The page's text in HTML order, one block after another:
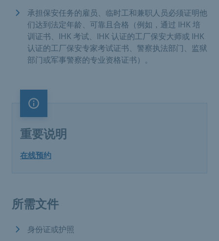
承担保安任务的雇员、临时工和兼职人员必须证明他
们达到法定年龄、可靠且合格（例如，通过 IHK 培
训证书、IHK 考试、IHK 认证的工厂保安大师或 IHK
认证的工厂保安专家考试证书、警察执法部门、监狱
部门或军事警察的专业资格证书）。
重要说明
重要说明
在线预约
所需文件
身份证或护照